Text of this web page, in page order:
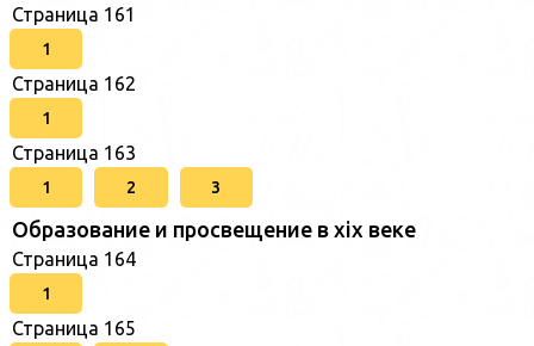
Страница 161
1
Страница 162
1
Страница 163
1 2 3
Образование и просвещение в xix веке
Страница 164
1
Страница 165